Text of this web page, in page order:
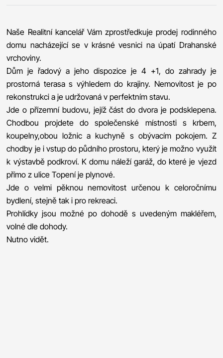
Naše Realitní kancelář Vám zprostředkuje prodej rodinného
domu nacházející se v krásné vesnici na úpatí Drahanské
vrchoviny.
Dům je řadový a jeho dispozice je 4 +1, do zahrady je
prostorná terasa s výhledem do krajiny. Nemovitost je po
rekonstrukci a je udržovaná v perfektním stavu.
Jde o přízemní budovu, jejíž část do dvora je podsklepena.
Chodbou projdete do společenské místnosti s krbem,
koupelny,obou ložnic a kuchyně s obývacím pokojem. Z
chodby je i vstup do půdního prostoru, který je možno využít
k výstavbě podkroví. K domu náleží garáž, do které je vjezd
přímo z ulice Topení je plynové.
Jde o velmi pěknou nemovitost určenou k celoročnímu
bydlení, stejně tak i pro rekreaci.
Prohlídky jsou možné po dohodě s uvedeným makléřem,
volné dle dohody.
Nutno vidět.